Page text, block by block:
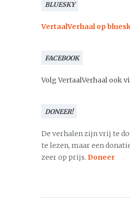
BLUESKY
VertaalVerhaal op
FACEBOOK
Volg VertaalVerhaal ook
DONEER!
De verhalen zijn vrij te
te lezen, maar een
zeer op prijs. Doneer